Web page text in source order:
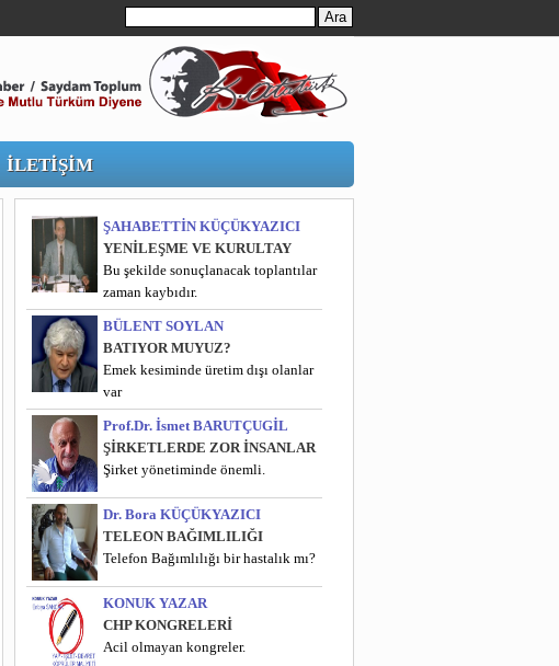
İLETİŞİM
ŞAHABETTİN KÜÇÜKYAZICI
YENİLEŞME VE KURULTAY
Bu şekilde sonuçlanacak toplantılar
zaman kaybıdır.
BÜLENT SOYLAN
BATIYOR MUYUZ?
Emek kesiminde üretim dışı olanlar
var
Prof.Dr. İsmet BARUTÇUGİL
ŞİRKETLERDE ZOR İNSANLAR
Şirket yönetiminde önemli.
Dr. Bora KÜÇÜKYAZICI
TELEON BAĞIMLILIĞI
Telefon Bağımlılığı bir hastalık mı?
KONUK YAZAR
CHP KONGRELERİ
Acil olmayan kongreler.